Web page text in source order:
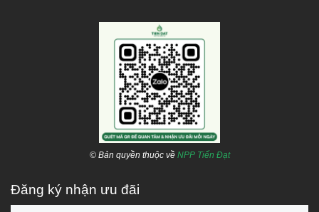
© Bản quyền thuộc về NPP Tiến Đạt
Đăng ký nhận ưu đãi